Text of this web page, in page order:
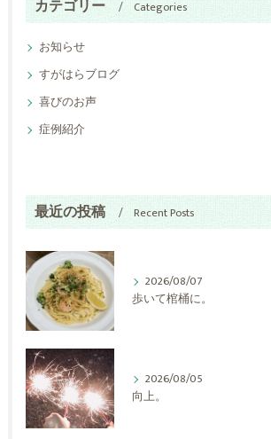
カテゴリー Categories
お知らせ
すがはらブログ
喜びのお声
症例紹介
最近の投稿 Recent Posts
2026/08/07
歩いて棺桶に。
2026/08/05
向上。